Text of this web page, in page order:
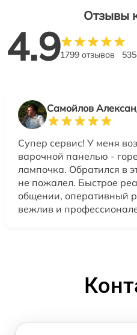
Отзывы
4.91799 отзывов
Самойлов
Супер сервис! У меня
варочной панелью -
лампочка. Обратился в
не пожалел. Быстрое
общении, оперативный
вежлив и